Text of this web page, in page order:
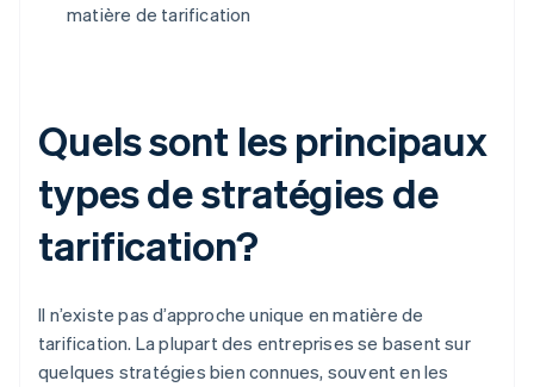
matière de tarification
Quels sont les principaux
types de stratégies de
tarification?
Il n’existe pas d’approche unique en matière de
tarification. La plupart des entreprises se basent sur
quelques stratégies bien connues, souvent en les